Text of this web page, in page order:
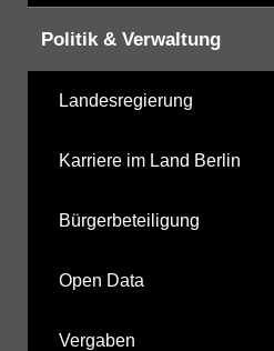
Politik & Verwaltung
Landesregierung
Karriere im Land Berlin
Bürgerbeteiligung
Open Data
Vergaben